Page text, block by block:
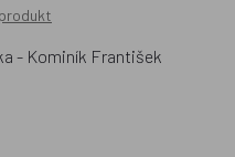
- Kominík František